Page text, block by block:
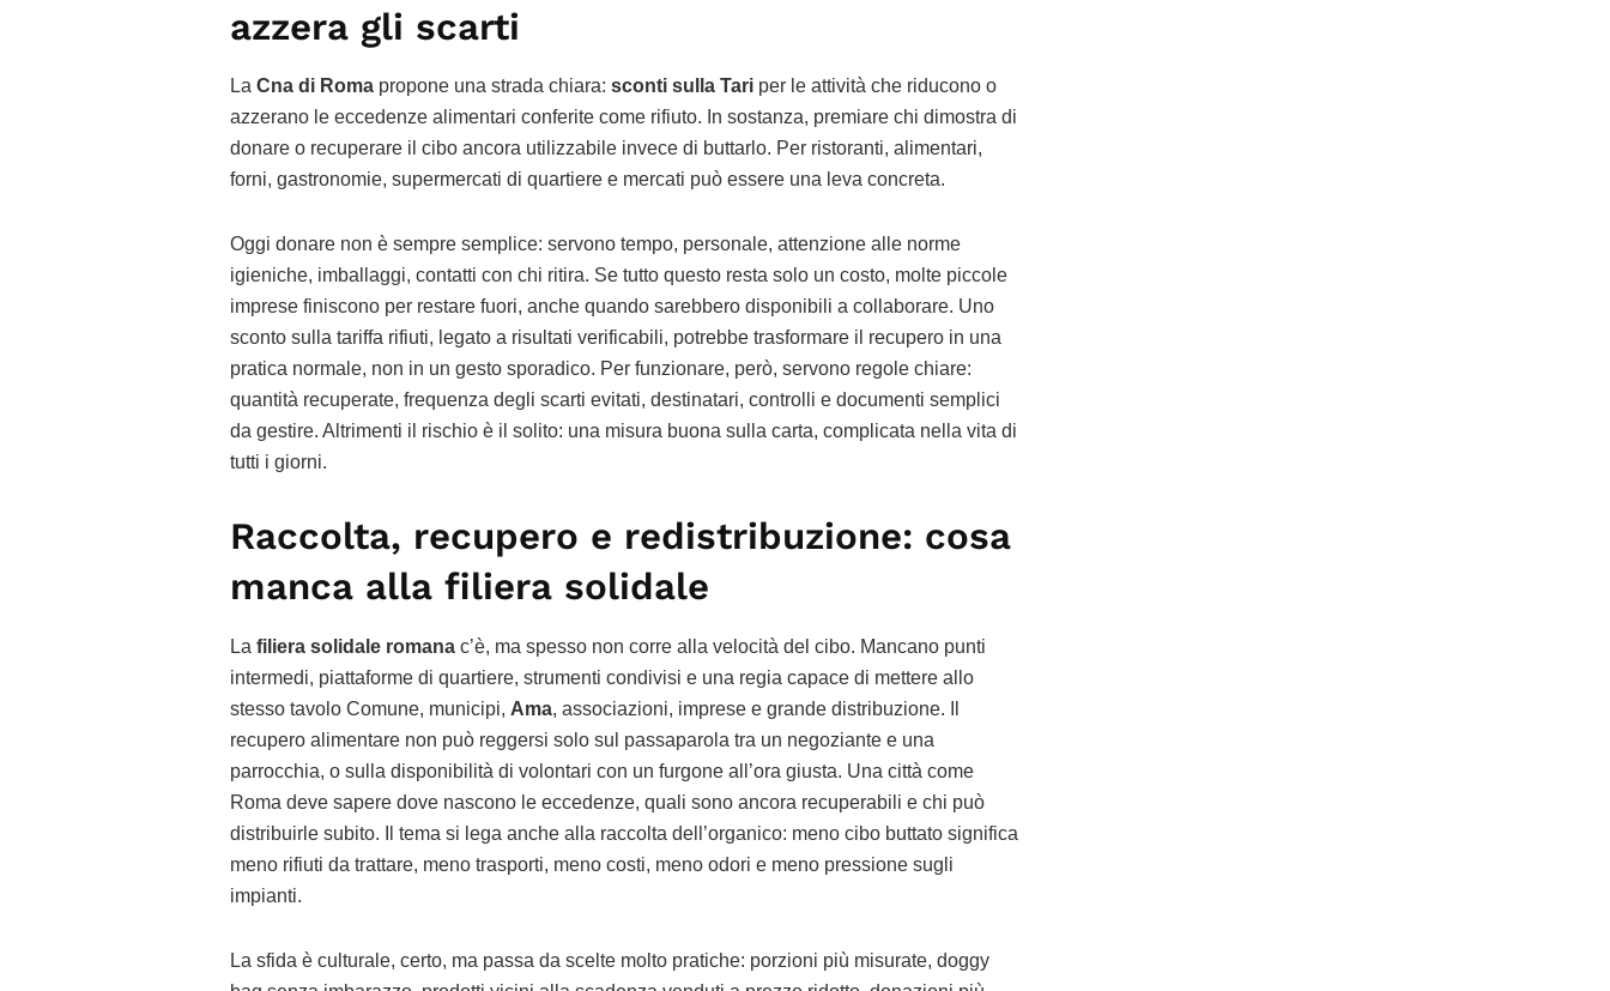
azzera gli scarti
La Cna di Roma propone una strada chiara: sconti sulla Tari per le attività che riducono o
azzerano le eccedenze alimentari conferite come rifiuto. In sostanza, premiare chi dimostra di
donare o recuperare il cibo ancora utilizzabile invece di buttarlo. Per ristoranti, alimentari,
forni, gastronomie, supermercati di quartiere e mercati può essere una leva concreta.
Oggi donare non è sempre semplice: servono tempo, personale, attenzione alle norme
igieniche, imballaggi, contatti con chi ritira. Se tutto questo resta solo un costo, molte piccole
imprese finiscono per restare fuori, anche quando sarebbero disponibili a collaborare. Uno
sconto sulla tariffa rifiuti, legato a risultati verificabili, potrebbe trasformare il recupero in una
pratica normale, non in un gesto sporadico. Per funzionare, però, servono regole chiare:
quantità recuperate, frequenza degli scarti evitati, destinatari, controlli e documenti semplici
da gestire. Altrimenti il rischio è il solito: una misura buona sulla carta, complicata nella vita di
tutti i giorni.
Raccolta, recupero e redistribuzione: cosa
manca alla filiera solidale
La filiera solidale romana c’è, ma spesso non corre alla velocità del cibo. Mancano punti
intermedi, piattaforme di quartiere, strumenti condivisi e una regia capace di mettere allo
stesso tavolo Comune, municipi, Ama, associazioni, imprese e grande distribuzione. Il
recupero alimentare non può reggersi solo sul passaparola tra un negoziante e una
parrocchia, o sulla disponibilità di volontari con un furgone all’ora giusta. Una città come
Roma deve sapere dove nascono le eccedenze, quali sono ancora recuperabili e chi può
distribuirle subito. Il tema si lega anche alla raccolta dell’organico: meno cibo buttato significa
meno rifiuti da trattare, meno trasporti, meno costi, meno odori e meno pressione sugli
impianti.
La sfida è culturale, certo, ma passa da scelte molto pratiche: porzioni più misurate, doggy